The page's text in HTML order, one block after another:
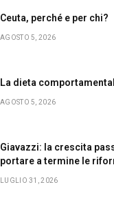
Ceuta, perché e per chi?
AGOSTO 5, 2026
La dieta
AGOSTO 5, 2026
Giavazzi: la crescita
portare a termine le
LUGLIO 31, 2026